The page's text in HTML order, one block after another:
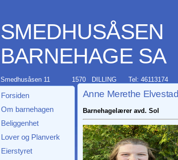
SMEDHUSÅSEN
BARNEHAGE SA
Smedhusåsen 11 1570 DILLING Tel: 46113174
Forsiden
Om barnehagen
Beliggenhet
Lover og Planverk
Eierstyret
Anne Merethe Elvestad
Barnehagelærer avd. Sol